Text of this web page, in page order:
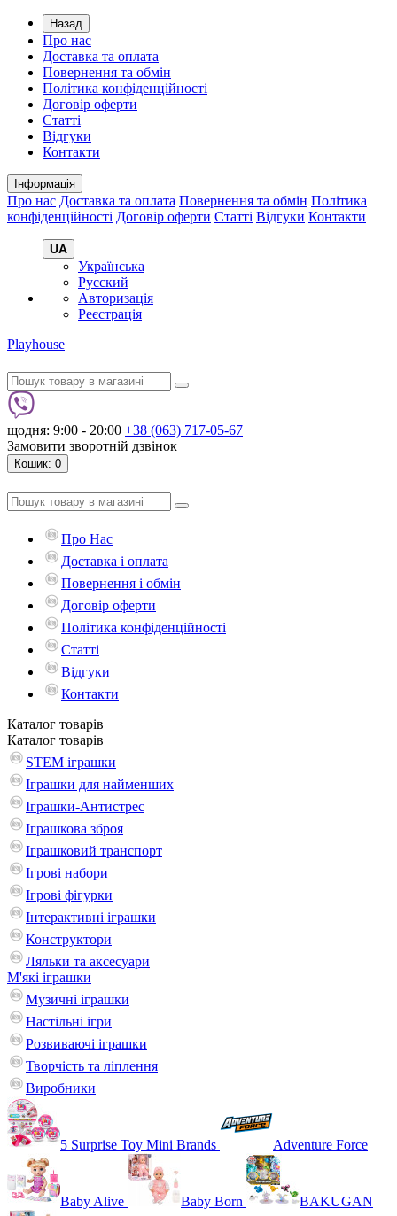
Назад
Про нас
Доставка та оплата
Повернення та обмін
Політика конфіденційності
Договір оферти
Статті
Відгуки
Контакти
Інформація
Про нас Доставка та оплата Повернення та обмін Політика
конфіденційності Договір оферти Статті Відгуки Контакти
UA
Українська
Русский
Авторизація
Реєстрація
Playhouse
щодня: 9:00 - 20:00 +38 (063) 717-05-67
Замовити зворотній дзвінок
Кошик: 0
Про Нас
Доставка і оплата
Повернення і обмін
Договір оферти
Політика конфіденційності
Статті
Відгуки
Контакти
Каталог товарів
Каталог товарів
STEM іграшки
Іграшки для найменших
Іграшки-Антистрес
Іграшкова зброя
Іграшковий транспорт
Ігрові набори
Ігрові фігурки
Інтерактивні іграшки
Конструктори
Ляльки та аксесуари
М'які іграшки
Музичні іграшки
Настільні iгри
Розвиваючі іграшки
Творчість та ліплення
Виробники
5 Surprise Toy Mini Brands Adventure Force
Baby Alive Baby Born BAKUGAN